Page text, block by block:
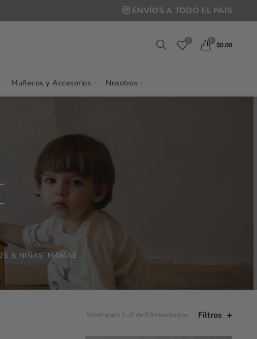
ENVÍOS A TODO EL PAIS
0 0
$0.00
Muñecos y Accesorios Nosotros
& NIÑAS MAMAS
Mostrando 1–8 de 89 resultados Filtros